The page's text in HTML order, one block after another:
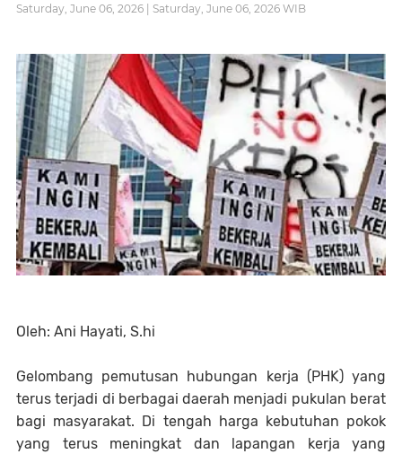
Saturday, June 06, 2026 | Saturday, June 06, 2026 WIB
Oleh: Ani Hayati, S.hi
Gelombang pemutusan hubungan kerja (PHK) yang
terus terjadi di berbagai daerah menjadi pukulan berat
bagi masyarakat. Di tengah harga kebutuhan pokok
yang terus meningkat dan lapangan kerja yang